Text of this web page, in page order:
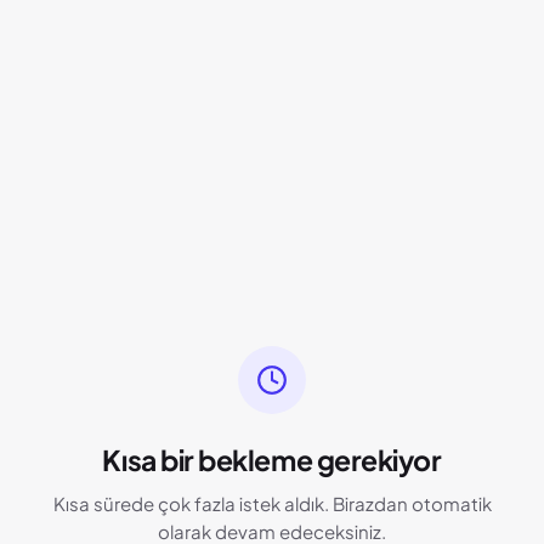
Kısa bir bekleme gerekiyor
Kısa sürede çok fazla istek aldık. Birazdan otomatik
olarak devam edeceksiniz.